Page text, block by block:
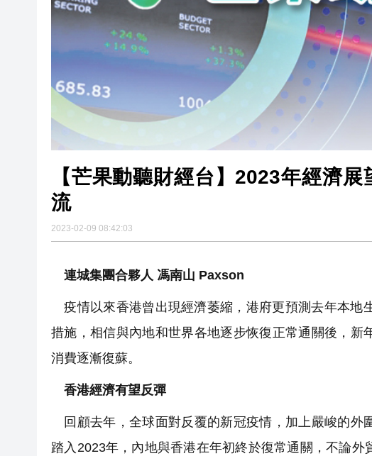
【芒果動聽財經台】2023年經濟
流
2023-02-09 08:42:03
連城集團合夥人 馮南山 Paxson
疫情以來香港曾出現經濟萎縮，港府更預測去年本地
措施，相信與內地和世界各地逐步恢復正常通關後，
消費逐漸復蘇。
香港經濟有望反彈
回顧去年，全球面對反覆的新冠疫情，加上嚴峻的外
踏入2023年，內地與香港在年初終於復常通關，不論